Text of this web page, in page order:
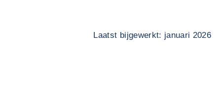
Laatst bijgewerkt: januari 2026